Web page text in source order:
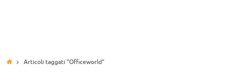
Articoli taggati "Officeworld"